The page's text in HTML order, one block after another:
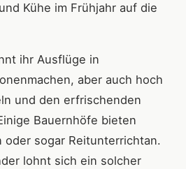
Kühe im Frühjahr auf die
ihr Ausflüge in
aber auch hoch
und den erfrischenden
Bauernhöfe bieten
sogar Reitunterrichtan.
lohnt sich ein solcher